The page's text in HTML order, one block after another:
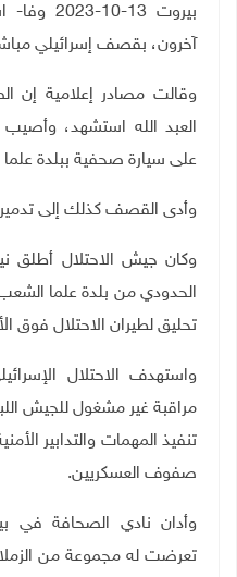
بيروت
آخرون، بقصف إسرائيلي
وقالت مصادر إعلامية إن
على سيارة صحفية ببلدة
وأدى القصف كذلك إلى
وكان جيش الاحتلال أطلق
الحدودي من بلدة علما
تحليق لطيران الاحتلال فوق
واستهدف الاحتلال
مراقبة غير مشغول للجيش
تنفيذ المهمات والتدابير
صفوف العسكريين.
وأدان نادي الصحافة في
تعرضت له مجموعة من